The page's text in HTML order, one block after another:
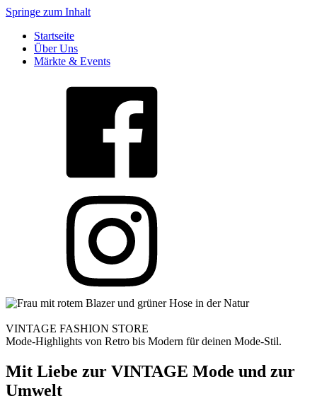
Springe zum Inhalt
Startseite
Über Uns
Märkte & Events
VINTAGE FASHION STORE
Mode-Highlights von Retro bis Modern für deinen Mode-Stil.
Mit Liebe zur VINTAGE Mode und zur
Umwelt